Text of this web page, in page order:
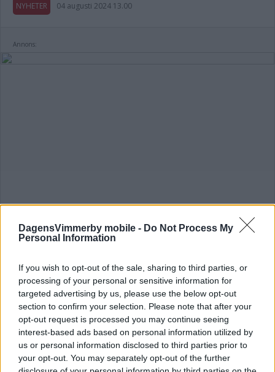
DagensVimmerby mobile - Do Not Process My
Personal Information
If you wish to opt-out of the sale, sharing to third parties, or
processing of your personal or sensitive information for
targeted advertising by us, please use the below opt-out
section to confirm your selection. Please note that after your
opt-out request is processed you may continue seeing
interest-based ads based on personal information utilized by
us or personal information disclosed to third parties prior to
your opt-out. You may separately opt-out of the further
NYHETER 04 augusti 2024 13.00
Annons:
Populär hemvändardag i Tuna – folk
kom från USA
NYHETER 04 augusti 2024 12.00